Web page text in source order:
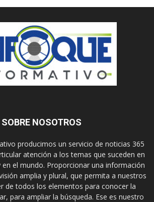
SOBRE NOSOTROS
producimos un servicio de noticias 365
atención a los temas que suceden en
el mundo. Proporcionar una información
amplia y plural, que permita a nuestros
de todos los elementos para conocer la
para ampliar la búsqueda. Ese es nuestro